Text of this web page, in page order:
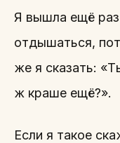
Я вышла ещё
отдышаться,
же я сказать:
ж краше ещё?».
Если я такое